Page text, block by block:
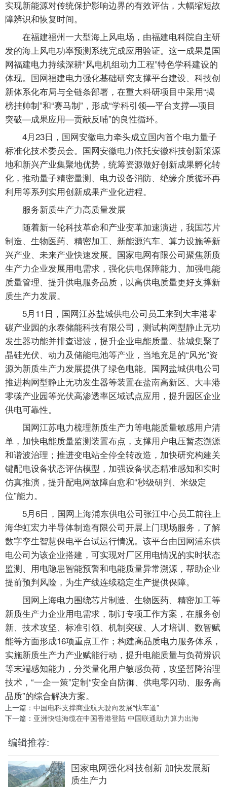
实现新能源对传统保护影响边界的有效评估，大幅缩短故
障辨识和恢复时间。
在福建福州一大型海上风电场，由福建电科院自主研
发的海上风电功率预测系统完成应用验证。这一成果是国
网福建电力持续深耕“风电机组动力工程”特色学科建设的
体现。国网福建电力强化基础研究支撑平台建设、科技创
新体系化布局与全链条部署，在重大科研项目中采用“揭
榜挂帅制”和“赛马制”，形成“学科引领—平台支撑—项目
突破—成果应用—贡献反哺”的良性循环。
4月23日，国网安徽电力牵头成立国内首个电力量子
标准化技术委员会。国网安徽电力依托安徽科技创新策源
地和新兴产业集聚地优势，统筹资源做好创新成果孵化转
化，推动量子精密量测、电力设备消防、绝缘介质循环再
利用等系列实用创新成果产业化进程。
服务新质生产力高质量发展
随着新一轮科技革命和产业变革加速演进，我国芯片
制造、生物医药、精密加工、新能源汽车、算力设施等新
兴产业、未来产业快速发展。国家电网有限公司聚焦新质
生产力企业发展用电需求，强化供电保障能力、加强电能
质量管理、提升供电服务品质，以高供电质量更好支撑新
质生产力发展。
5月11日，国网江苏盐城供电公司员工来到大丰港零
碳产业园的永泰储能科技有限公司，测试构网型静止无功
发生器功能并排查谐波，提升企业电能质量。盐城集聚了
晶硅光伏、动力及储能电池等产业，当地充足的“风光”资
源为新质生产力发展提供了绿色电能。国网盐城供电公司
推进构网型静止无功发生器等装置在盐南高新区、大丰港
零碳产业园等光伏高渗透率区域试点应用，提升园区企业
供电可靠性。
国网江苏电力梳理新质生产力等电能质量敏感用户清
单，加快电能质量监测装置布点，支撑用户电压暂态溯源
和谐波治理；推进变电站全停全转改造，加快研究构建关
键配电设备状态评估模型，加强设备状态精准感知和实时
仿真推演，提升配电网故障自愈和“秒级研判、米级定
位”能力。
5月6日，国网上海浦东供电公司张江中心员工前往上
海华虹宏力半导体制造有限公司开展上门现场服务，了解
数字孪生智慧保电平台试运行情况。该平台由国网浦东供
电公司为该企业搭建，可实现对厂区用电情况的实时状态
监测、用电隐患智能预警和电能质量异常溯源，帮助企业
提前预判风险，为生产线连续稳定生产提供保障。
国网上海电力围绕芯片制造、生物医药、精密加工等
新质生产力企业用电需求，制订专项工作方案，在服务创
新、技术攻坚、标准引领、机制突破、人才培训、数智赋
能等方面形成16项重点工作；构建高品质电力服务体系，
实施新质生产力产业赋能行动，提升电能质量与负荷辨识
等末端感知能力，分类量化用户敏感负荷，攻坚暂降治理
技术，“一企一策”定制“安全自防御、供电零闪动、服务高
品质”的综合解决方案。
上一篇： 中国电科支撑商业航天驶向发展“快车道”
下一篇： 亚洲快链海缆在中国香港登陆 中国联通助力算力出海
编辑推荐:
国家电网强化科技创新 加快发展新
质生产力